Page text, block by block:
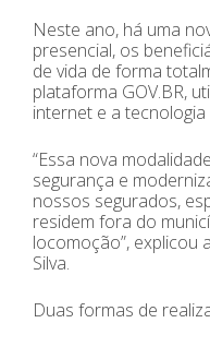
Neste ano, há uma
presencial, os
de vida de forma
plataforma GOV.BR,
internet e a
“Essa nova
segurança e
nossos segurados,
residem fora do
locomoção”, explicou
Silva.
Duas formas de